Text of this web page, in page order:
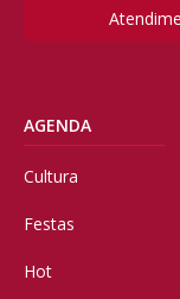
AGENDA
Cultura
Festas
Hot